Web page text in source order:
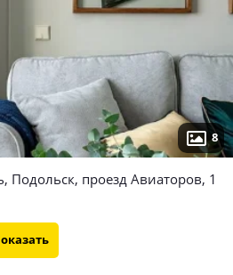
8
Подольск, проезд Авиаторов, 1